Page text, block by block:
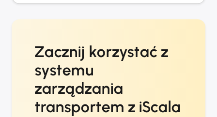
Zacznij korzystać z
systemu
zarządzania
transportem z iScala